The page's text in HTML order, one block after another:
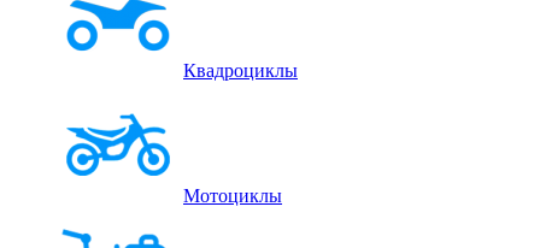
Квадроциклы
Мотоциклы